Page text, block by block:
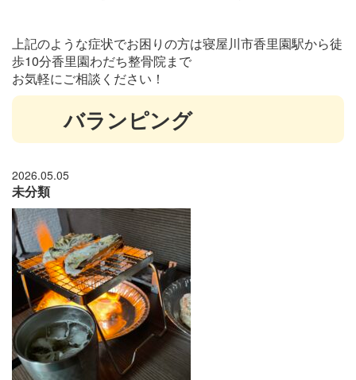
上記のような症状でお困りの方は寝屋川市香里園駅から徒
歩10分香里園わだち整骨院まで
お気軽にご相談ください！
バランピング
2026.05.05
未分類